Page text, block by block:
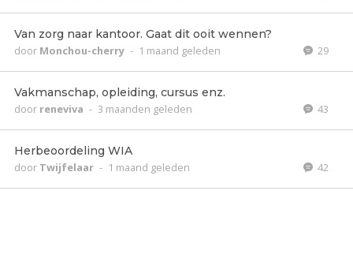
Van zorg naar kantoor. Gaat dit ooit wennen?
door Monchou-cherry - 1 maand geleden 29
Vakmanschap, opleiding, cursus enz.
door reneviva - 3 maanden geleden 43
Herbeoordeling WIA
door Twijfelaar - 1 maand geleden 42